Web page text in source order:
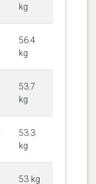
kg
56.4
kg
53.7
kg
53.3
kg
53 kg